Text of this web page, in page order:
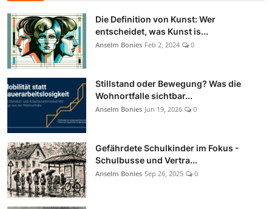
Die Definition von Kunst: Wer
entscheidet, was Kunst is...
Anselm Bonies Feb 2, 2024 0
Stillstand oder Bewegung? Was die
Wohnortfalle sichtbar...
Anselm Bonies Jun 19, 2026 0
Gefährdete Schulkinder im Fokus -
Schulbusse und Vertra...
Anselm Bonies Sep 26, 2025 0